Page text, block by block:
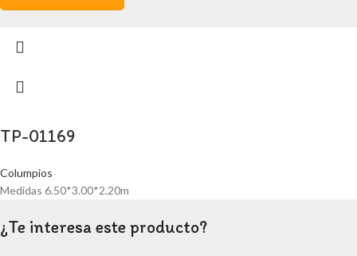
TP-01169
Columpios
Medidas 6.50*3.00*2.20m
¿Te interesa este producto?